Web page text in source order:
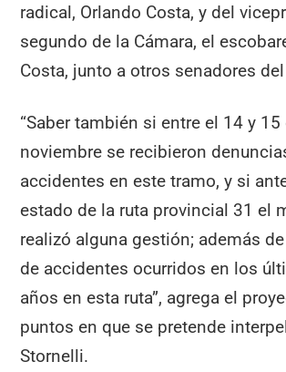
radical, Orlando Costa, y del
segundo de la Cámara, el
Costa, junto a otros senadores
“Saber también si entre el 14 y 15
noviembre se recibieron
accidentes en este tramo, y si
estado de la ruta provincial 31 el
realizó alguna gestión; además
de accidentes ocurridos en los
años en esta ruta”, agrega el
puntos en que se pretende
Stornelli.